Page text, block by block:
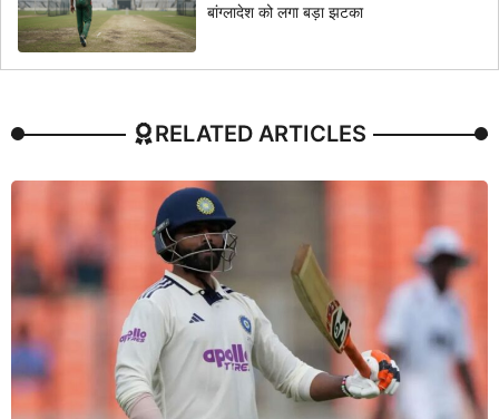
बांग्लादेश को लगा बड़ा झटका
RELATED ARTICLES